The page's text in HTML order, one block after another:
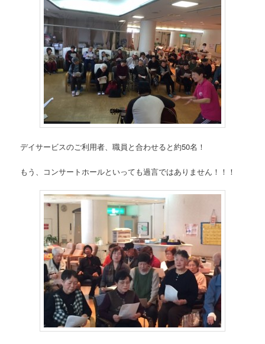
デイサービスのご利用者、職員と合わせると約50名！
もう、コンサートホールといっても過言ではありません！！！